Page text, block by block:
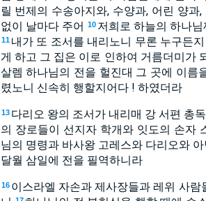
릴 번제의 수송아지와, 수양과, 어린 양
없이 날마다 주어 10 저희로 하늘의 하나
11 내가 또 조서를 내리노니 무론 누구든
게 하고 그 집은 이로 인하여 거름더미가
살렘 하나님의 전을 헐진대 그 곳에 이름
렸노니 신속히 행할지어다 ! 하였더라
13 다리오 왕의 조서가 내리매 강 서편 총
의 장로들이 선지자 학개와 잇도의 손자
님의 명령과 바사왕 고레스와 다리오와
달월 삼일에 전을 필역하니라
16 이스라엘 자손과 제사장들과 레위 사